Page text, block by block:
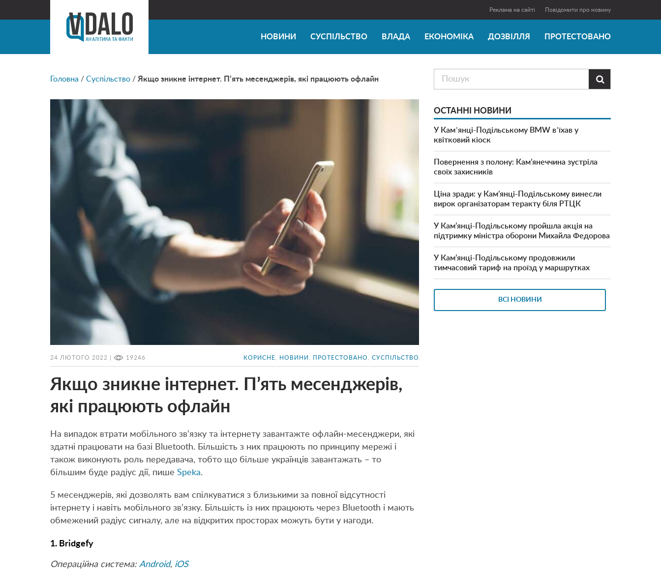
Реклама на сайті Повідомити про новину
НОВИНИ СУСПІЛЬСТВО ВЛАДА ЕКОНОМІКА ДОЗВІЛЛЯ ПРОТЕСТОВАНО
Головна / Суспільство / Якщо зникне інтернет. П’ять месенджерів, які працюють офлайн
24 ЛЮТОГО 2022 | 19246 КОРИСНЕ НОВИНИ ПРОТЕСТОВАНО СУСПІЛЬСТВО
Якщо зникне інтернет. П’ять месенджерів,
які працюють офлайн
На випадок втрати мобільного зв’язку та інтернету завантажте офлайн-месенджери, які
здатні працювати на базі Bluetooth. Більшість з них працюють по принципу мережі і
також виконують роль передавача, тобто що більше українців завантажать – то
більшим буде радіус дії, пише Speka.
5 месенджерів, які дозволять вам спілкуватися з близькими за повної відсутності
інтернету і навіть мобільного зв’язку. Більшість із них працюють через Bluetooth і мають
обмежений радіус сигналу, але на відкритих просторах можуть бути у нагоди.
1. Bridgefy
Операційна система: Android, iOS

ОСТАННІ НОВИНИ
У Камʼянці-Подільському BMW вʼїхав у
квітковий кіоск
Повернення з полону: Кам’янеччина зустріла
своїх захисників
Ціна зради: у Кам’янці-Подільському винесли
вирок організаторам теракту біля РТЦК
У Кам’янці-Подільському пройшла акція на
підтримку міністра оборони Михайла Федорова
У Кам’янці-Подільському продовжили
тимчасовий тариф на проїзд у маршрутках
ВСІ НОВИНИ